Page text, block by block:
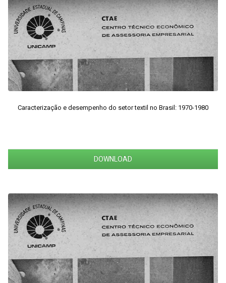
Caracterização e desempenho do setor textil no Brasil: 1970-1980
DOWNLOAD